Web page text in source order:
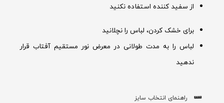
از سفید کننده استفاده نکنید
برای خشک کردن، لباس را نچلانید
لباس را به مدت طولانی در معرض نور مستقیم آفتاب قرار
ندهید
راهنمای انتخاب سایز